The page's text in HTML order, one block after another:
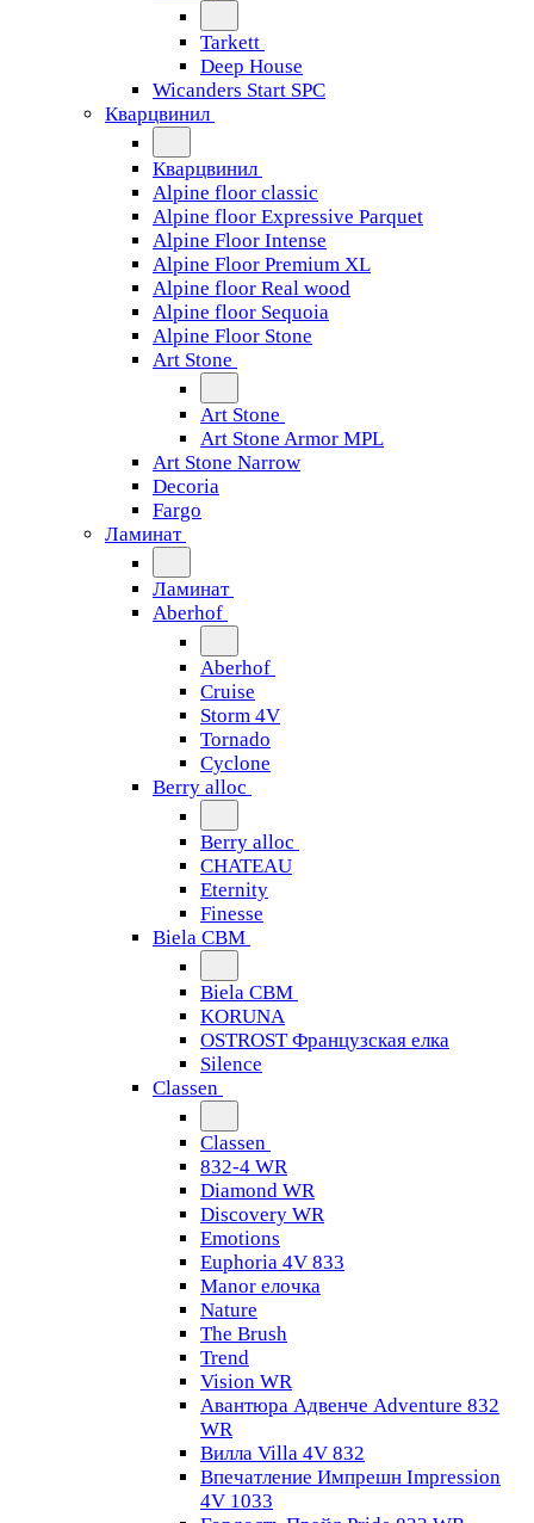
Tarkett
Deep House
Wicanders Start SPC
Кварцвинил
Кварцвинил
Alpine floor classic
Alpine floor Expressive Parquet
Alpine Floor Intense
Alpine Floor Premium XL
Alpine floor Real wood
Alpine floor Sequoia
Alpine Floor Stone
Art Stone
Art Stone
Art Stone Armor MPL
Art Stone Narrow
Decoria
Fargo
Ламинат
Ламинат
Aberhof
Aberhof
Cruise
Storm 4V
Tornado
Сyclone
Berry alloc
Berry alloc
CHATEAU
Eternity
Finesse
Biela CBM
Biela CBM
KORUNA
OSTROST Французская елка
Silence
Classen
Classen
832-4 WR
Diamond WR
Discovery WR
Emotions
Euphoria 4V 833
Manor елочка
Nature
The Brush
Trend
Vision WR
Авантюра Адвенче Adventure 832
WR
Вилла Villa 4V 832
Впечатление Импрешн Impression
4V 1033